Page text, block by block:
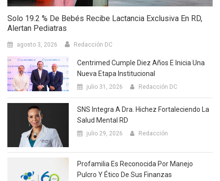
Solo 19.2 % De Bebés Recibe Lactancia Exclusiva En RD,
Alertan Pediatras
agosto 3, 2026 Redacción DC
Centrimed Cumple Diez Años E Inicia Una
Nueva Etapa Institucional
julio 31, 2026 Redacción DC
SNS Integra A Dra. Hichez Fortaleciendo La
Salud Mental RD
julio 29, 2026 Redacción
Profamilia Es Reconocida Por Manejo
Pulcro Y Ético De Sus Finanzas